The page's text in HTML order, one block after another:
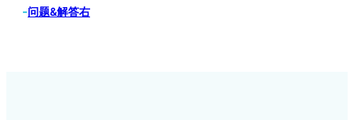
-问题&解答右